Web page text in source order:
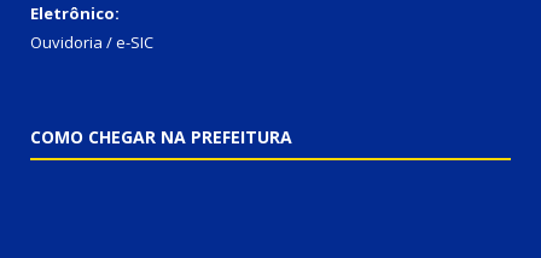
Eletrônico:
Ouvidoria / e-SIC
COMO CHEGAR NA PREFEITURA